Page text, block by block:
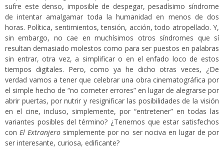
sufre este denso, imposible de despegar, pesadísimo síndrome
de intentar amalgamar toda la humanidad en menos de dos
horas. Política, sentimientos, tensión, acción, todo atropellado. Y,
sin embargo, no cae en muchísimos otros síndromes que sí
resultan demasiado molestos como para ser puestos en palabras
sin entrar, otra vez, a simplificar o en el enfado loco de estos
tiempos digitales. Pero, como ya he dicho otras veces, ¿De
verdad vamos a tener que celebrar una obra cinematográfica por
el simple hecho de “no cometer errores” en lugar de alegrarse por
abrir puertas, por nutrir y resignificar las posibilidades de la visión
en el cine, incluso, simplemente, por “entretener” en todas las
variantes posibles del término? ¿Tenemos que estar satisfechos
con El Extranjero simplemente por no ser nociva en lugar de por
ser interesante, curiosa, edificante?